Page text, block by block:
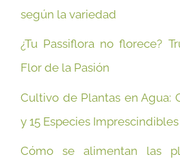
según la variedad
¿Tu Passiflora no florece?
Flor de la Pasión
Cultivo de Plantas en Agua:
y 15 Especies Imprescindibles
Cómo se alimentan las